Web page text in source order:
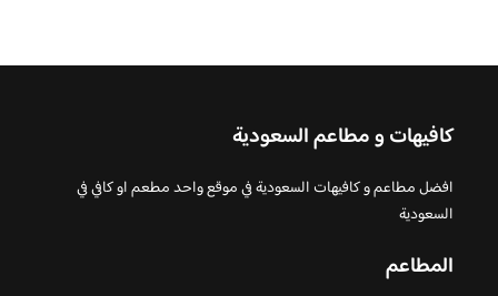
كافيهات و مطاعم السعودية
افضل مطاعم و كافيهات السعودية في موقع واحد مطعم او كافي في
السعودية
المطاعم